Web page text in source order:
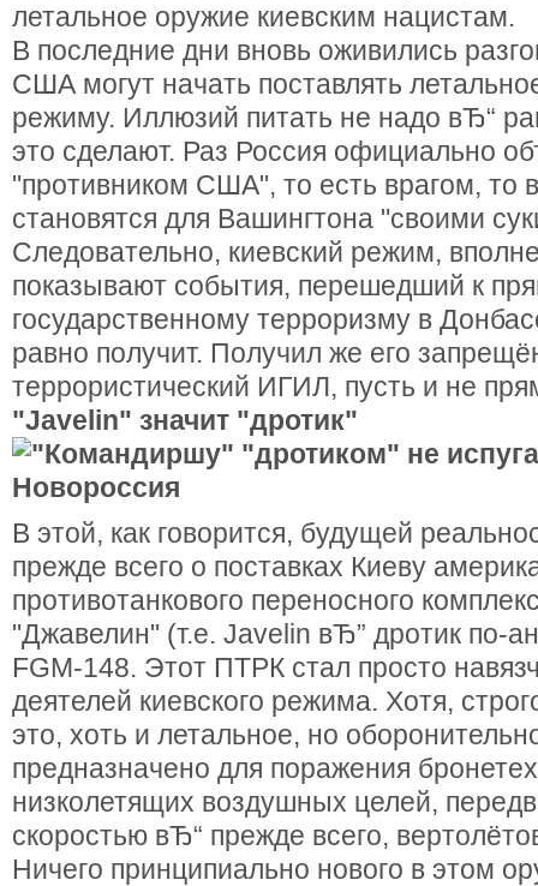
летальное оружие киевским нацистам.
В последние дни вновь оживились
США могут начать поставлять
режиму. Иллюзий питать не надо вЂ“
это сделают. Раз Россия официально
"противником США", то есть врагом, то
становятся для Вашингтона "своими
Следовательно, киевский режим,
показывают события, перешедший к
государственному терроризму в
равно получит. Получил же его
террористический ИГИЛ, пусть и не
"Javelin" значит "дротик"
В этой, как говорится, будущей
прежде всего о поставках Киеву
противотанкового переносного
"Джавелин" (т.е. Javelin вЂ” дротик по-
FGM-148. Этот ПТРК стал просто
деятелей киевского режима. Хотя,
это, хоть и летальное, но
предназначено для поражения
низколетящих воздушных целей,
скоростью вЂ“ прежде всего,
Ничего принципиально нового в этом